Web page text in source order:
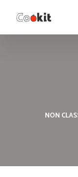
NON